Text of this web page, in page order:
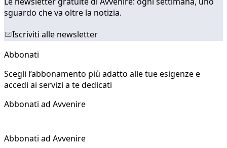
sguardo che va oltre la notizia.
Iscriviti alle newsletter
Abbonati
Scegli l’abbonamento più adatto alle tue esigenze e
accedi ai servizi a te dedicati
Abbonati ad Avvenire
Abbonati ad Avvenire